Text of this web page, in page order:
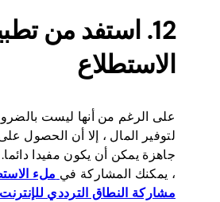
12. استفد من
الاستطلاع
على الرغم من أنها ليست
لتوفير المال ، إلا أن الحصول
جاهزة يمكن أن يكون مفيدا
، يمكنك المشاركة في ملء
مشاركة النطاق الترددي